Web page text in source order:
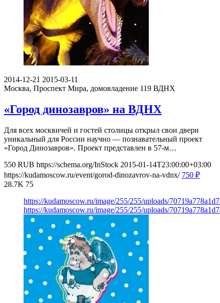
2014-12-21 2015-03-11
Москва, Проспект Мира, домовладение 119 ВДНХ
«Город динозавров» на ВДНХ
Для всех москвичей и гостей столицы открыл свои двери
уникальный для России научно — познавательный проект
«Город Динозавров». Проект представлен в 57-м…
550 RUB https://schema.org/InStock 2015-01-14T23:00:00+03:00
https://kudamoscow.ru/event/gorod-dinozavrov-na-vdnx/ 750 ₽
28.7K 75
https://kudamoscow.ru/image/255/255/uploads/
https://kudamoscow.ru/image/255/255/uploads/